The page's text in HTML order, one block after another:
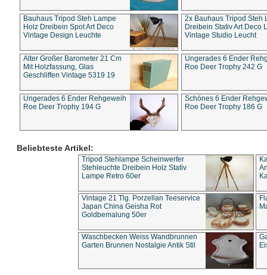
Bauhaus Tripod Steh Lampe
Holz Dreibein Spot Art Deco
Vintage Design Leuchte
2x Bauhaus Tripod Steh
Dreibein Stativ Art Deco
Vintage Studio Leucht
Alter Großer Barometer 21 Cm
Mit Holzfassung, Glas
Geschliffen Vintage 5319 19
Ungerades 6 Ender
Roe Deer Trophy 242 G
Ungerades 6 Ender Rehgeweih
Roe Deer Trophy 194 G
Schönes 6 Ender
Roe Deer Trophy 186 G
Beliebteste Artikel:
Tripod Stehlampe Scheinwerfer
Stehleuchte Dreibein Holz Stativ
Lampe Retro 60er
Vintage 21 Tlg. Porzellan Teeservice
Japan China Geisha Rot
Goldbemalung 50er
Waschbecken Weiss Wandbrunnen
Garten Brunnen Nostalgie Antik Stil